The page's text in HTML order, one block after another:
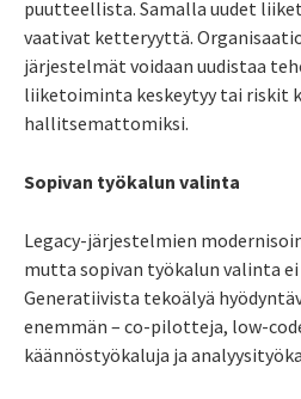
puutteellista. Samalla uudet
vaativat ketteryyttä.
järjestelmät voidaan uudistaa
liiketoiminta keskeytyy tai riskit
hallitsemattomiksi.
Sopivan työkalun valinta
Legacy-järjestelmien
mutta sopivan työkalun valinta
Generatiivista tekoälyä
enemmän – co-pilotteja, low-
käännöstyökaluja ja